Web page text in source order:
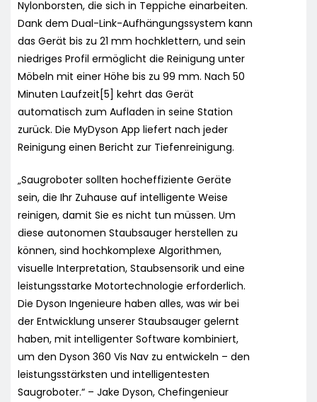
Nylonborsten, die sich in Teppiche einarbeiten.
Dank dem Dual-Link-Aufhängungssystem kann
das Gerät bis zu 21 mm hochklettern, und sein
niedriges Profil ermöglicht die Reinigung unter
Möbeln mit einer Höhe bis zu 99 mm. Nach 50
Minuten Laufzeit[5] kehrt das Gerät
automatisch zum Aufladen in seine Station
zurück. Die MyDyson App liefert nach jeder
Reinigung einen Bericht zur Tiefenreinigung.
„Saugroboter sollten hocheffiziente Geräte
sein, die Ihr Zuhause auf intelligente Weise
reinigen, damit Sie es nicht tun müssen. Um
diese autonomen Staubsauger herstellen zu
können, sind hochkomplexe Algorithmen,
visuelle Interpretation, Staubsensorik und eine
leistungsstarke Motortechnologie erforderlich.
Die Dyson Ingenieure haben alles, was wir bei
der Entwicklung unserer Staubsauger gelernt
haben, mit intelligenter Software kombiniert,
um den Dyson 360 Vis Nav zu entwickeln – den
leistungsstärksten und intelligentesten
Saugroboter.“ – Jake Dyson, Chefingenieur